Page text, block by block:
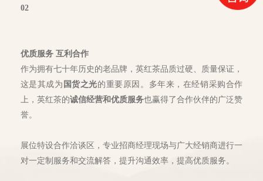
02
优质服务 互利合作
作为拥有七十年历史的老品牌，英红茶品质过硬、质量保证，
这是其成为 国货之光的重要原因。多年来，在经销采购合作
上，英红茶的诚信经营和优质服务也赢得了合作伙伴的广泛赞
誉。
展位特设合作洽谈区，专业招商经理现场与广大经销商进行一
对一定制服务和交流解答，提升沟通效率，提高优质服务。